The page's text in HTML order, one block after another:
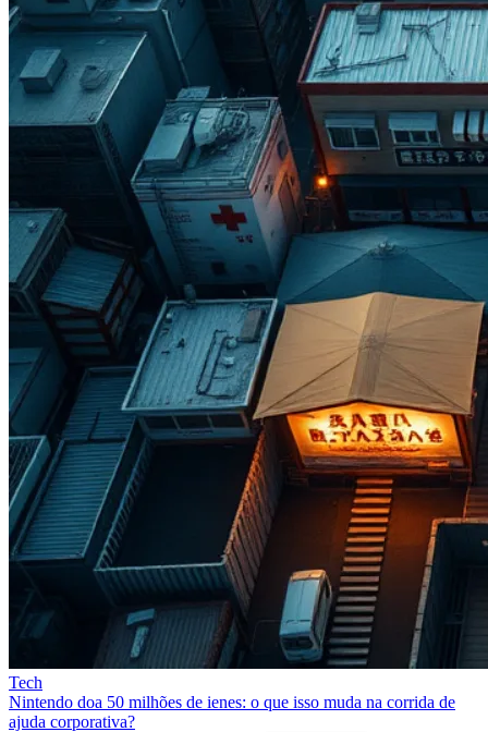
Tech
Nintendo doa 50 milhões de ienes: o que isso muda na corrida de
ajuda corporativa?